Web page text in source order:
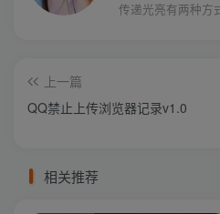
传递光亮有两种方
上一篇
QQ禁止上传浏览器记录v1.0
相关推荐